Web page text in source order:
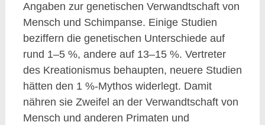
Angaben zur genetischen Verwandtschaft von
Mensch und Schimpanse. Einige Studien
beziffern die genetischen Unterschiede auf
rund 1–5 %, andere auf 13–15 %. Vertreter
des Kreationismus behaupten, neuere Studien
hätten den 1 %-Mythos widerlegt. Damit
nähren sie Zweifel an der Verwandtschaft von
Mensch und anderen Primaten und